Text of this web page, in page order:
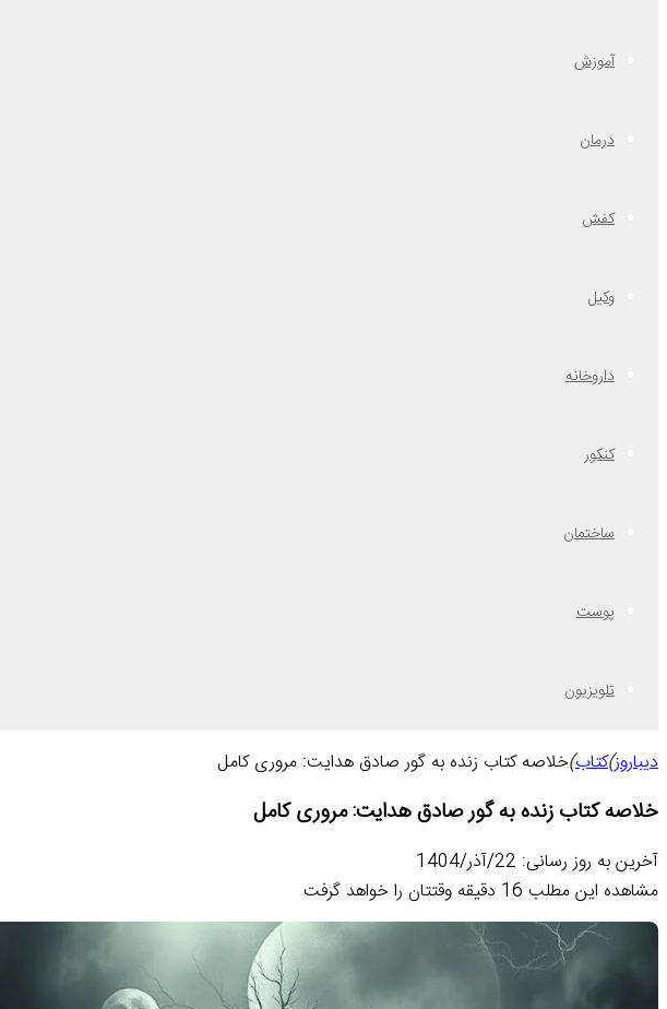
آموزش
درمان
کفش
وکیل
داروخانه
کنکور
ساختمان
پوست
تلویزیون
دیباروز)کتاب)خلاصه کتاب زنده به گور صادق هدایت: مروری کامل
خلاصه کتاب زنده به گور صادق هدایت: مروری کامل
آخرین به روز رسانی: 22/آذر/1404
مشاهده این مطلب 16 دقیقه وقتتان را خواهد گرفت